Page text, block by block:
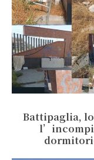
Battipaglia,